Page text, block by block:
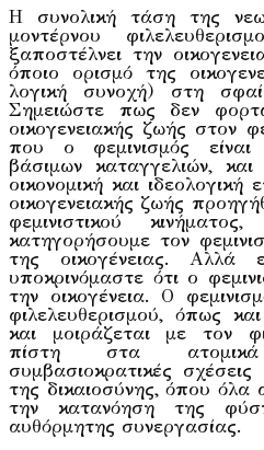
Η συνολική τάση της
μοντέρνου
ξαποστέλνει την
όποιο ορισμό της
λογική συνοχή) στη
Σημειώστε πως δεν
οικογενειακής ζωής στον
που ο φεμινισμός
βάσιμων καταγγελιών,
οικονομική και
οικογενειακής ζωής
φεμινιστικού
κατηγορήσουμε τον
της οικογένειας. Αλλά
υποκρινόμαστε ότι ο
την οικογένεια. Ο
φιλελευθερισμού, όπως
και μοιράζεται με τον
πίστη στα
συμβασιοκρατικές
της δικαιοσύνης, όπου όλα
την κατανόηση της
αυθόρμητης συνεργασίας.